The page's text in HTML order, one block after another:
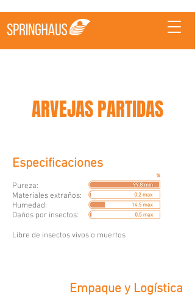
ARVEJAS PARTIDAS
Especificaciones
Pureza:
Materiales extraños:
Humedad:
Daños por insectos:
Libre de insectos vivos o muertos
Empaque y Logística